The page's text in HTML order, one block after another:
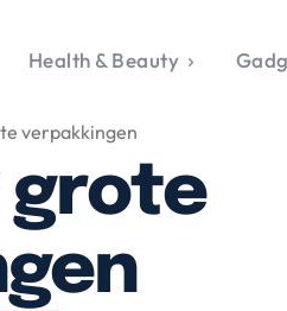
Over Valerie
Over Valerie
De Top 5
Health & Beauty
verpakkingen
grote